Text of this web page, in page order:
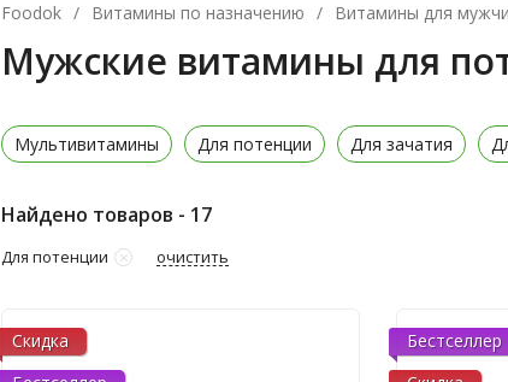
Foodok / Витамины по назначению / Витамины для
Мужские витамины для
Мультивитамины Для потенции Для зачатия
Найдено товаров - 17
Для потенции очистить
Скидка
Бестселлер